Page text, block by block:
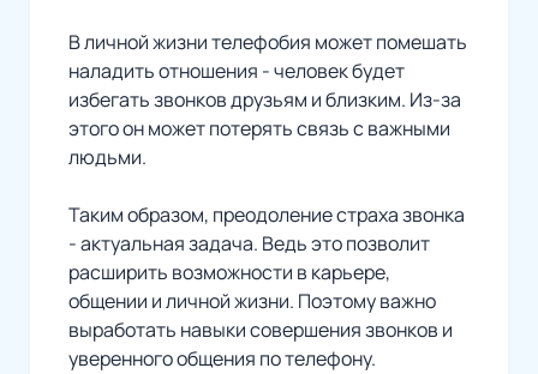
В личной жизни телефобия может помешать
наладить отношения - человек будет
избегать звонков друзьям и близким. Из-за
этого он может потерять связь с важными
людьми.
Таким образом, преодоление страха звонка
- актуальная задача. Ведь это позволит
расширить возможности в карьере,
общении и личной жизни. Поэтому важно
выработать навыки совершения звонков и
уверенного общения по телефону.